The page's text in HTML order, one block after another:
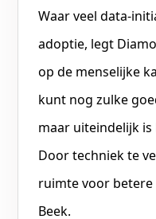
Waar veel data-
adoptie, legt
op de menselijke
kunt nog zulke
maar uiteindelijk is
Door techniek te
ruimte voor betere
Beek.